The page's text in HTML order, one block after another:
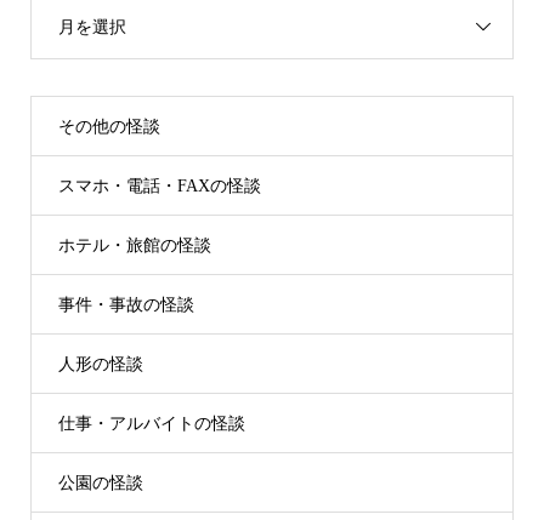
月を選択
その他の怪談
スマホ・電話・FAXの怪談
ホテル・旅館の怪談
事件・事故の怪談
人形の怪談
仕事・アルバイトの怪談
公園の怪談